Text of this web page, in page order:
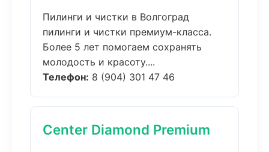
Пилинги и чистки в Волгоград
пилинги и чистки премиум-класса.
Более 5 лет помогаем сохранять
молодость и красоту....
Телефон: 8 (904) 301 47 46
Center Diamond Premium